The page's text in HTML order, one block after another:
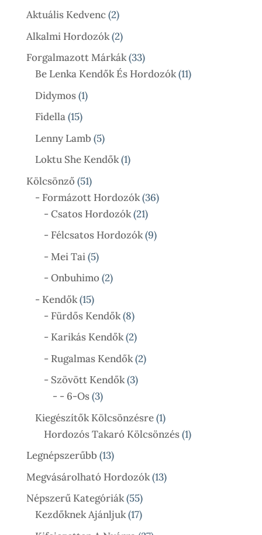
Termék
Aktuális Kedvenc 22
Termék
Alkalmi Hordozók 22
Termék
Forgalmazott Márkák 3333
Termék
Be Lenka Kendők És Hordozók 1111
Didymos 11
Fidella 1515
Termék
Lenny Lamb 55
Termék
Loktu She Kendők 11
Kölcsönző 5151
Termék
- Formázott Hordozók 3636
- Csatos Hordozók 2121
Termék
- Félcsatos Hordozók 99
- Mei Tai 55
Termék
- Onbuhimo 22
- Kendők 1515
Termék
- Fürdős Kendők 88
Termék
- Karikás Kendők 22
Termék
- Rugalmas Kendők 22
- Szövött Kendők 33
- - 6-Os 33
Termék
Kiegészítők Kölcsönzésre 11
Termék
Hordozós Takaró Kölcsönzés 11
Legnépszerűbb 1313
Termék
Megvásárolható Hordozók 1313
Népszerű Kategóriák 5555
Termék
Kezdőknek Ajánljuk 1717
Termék